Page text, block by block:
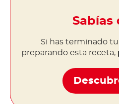
Sabías
Si has terminado
preparando esta receta,